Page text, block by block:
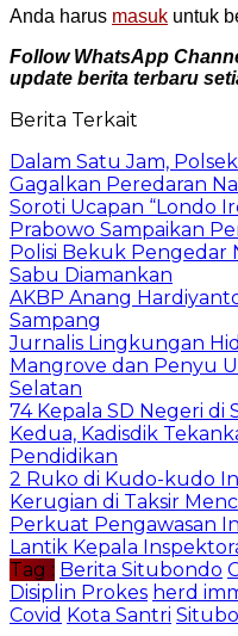
Anda harus masuk untuk
Follow WhatsApp
update berita terbaru
Berita Terkait
Dalam Satu Jam,
Gagalkan Peredaran
Soroti Ucapan “Londo
Prabowo Sampaikan
Polisi Bekuk Pengedar
Sabu Diamankan
AKBP Anang
Sampang
Jurnalis Lingkungan
Mangrove dan Penyu
Selatan
74 Kepala SD Negeri di
Kedua, Kadisdik
Pendidikan
2 Ruko di Kudo-kudo
Kerugian di Taksir
Perkuat Pengawasan
Lantik Kepala
Tag : Berita Situbondo
Disiplin Prokes herd
Covid Kota Santri